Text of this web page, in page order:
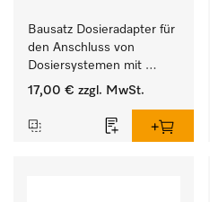
Bausatz Dosieradapter für
den Anschluss von
Dosiersystemen mit
Wassereinspülung.
17,00 € zzgl. MwSt.